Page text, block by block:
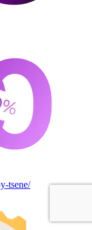
tsene/